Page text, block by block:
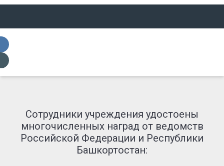
Сотрудники учреждения удостоены
многочисленных наград от ведомств
Российской Федерации и Республики
Башкортостан: